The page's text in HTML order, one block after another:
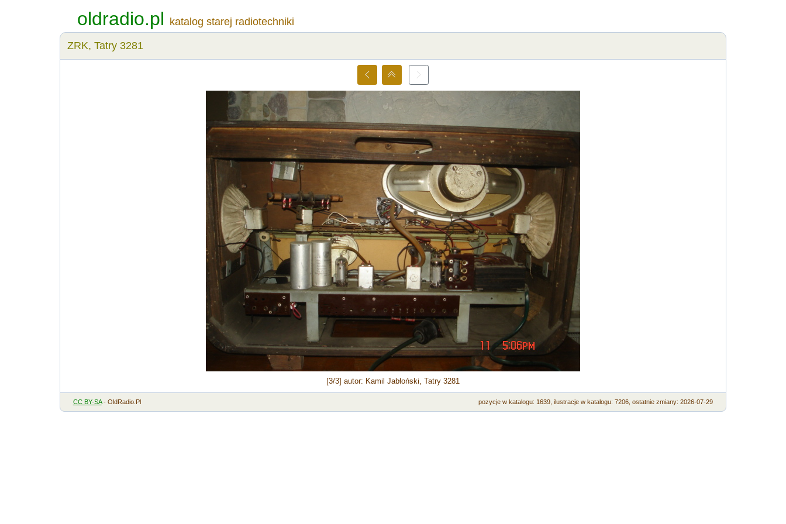
oldradio.pl katalog starej radiotechniki
ZRK, Tatry 3281
[3/3] autor: Kamil Jabłoński, Tatry 3281
CC BY-SA- OldRadio.Pl pozycje w katalogu: 1639,ilustracje w katalogu: 7206,ostatnie zmiany: 2026-07-29